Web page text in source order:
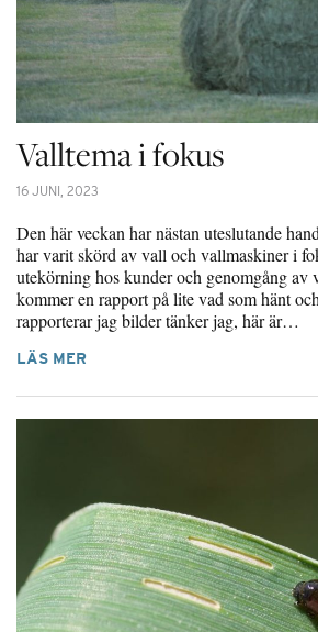
Valltema i fokus
16 JUNI, 2023
Den här veckan har nästan uteslutande
har varit skörd av vall och vallmaskiner i
utekörning hos kunder och genomgång av
kommer en rapport på lite vad som hänt
rapporterar jag bilder tänker jag, här är…
LÄS MER